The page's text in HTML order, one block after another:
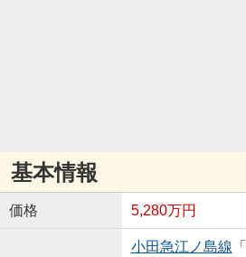
基本情報
価格 5,280万円
小田急江ノ島線 「